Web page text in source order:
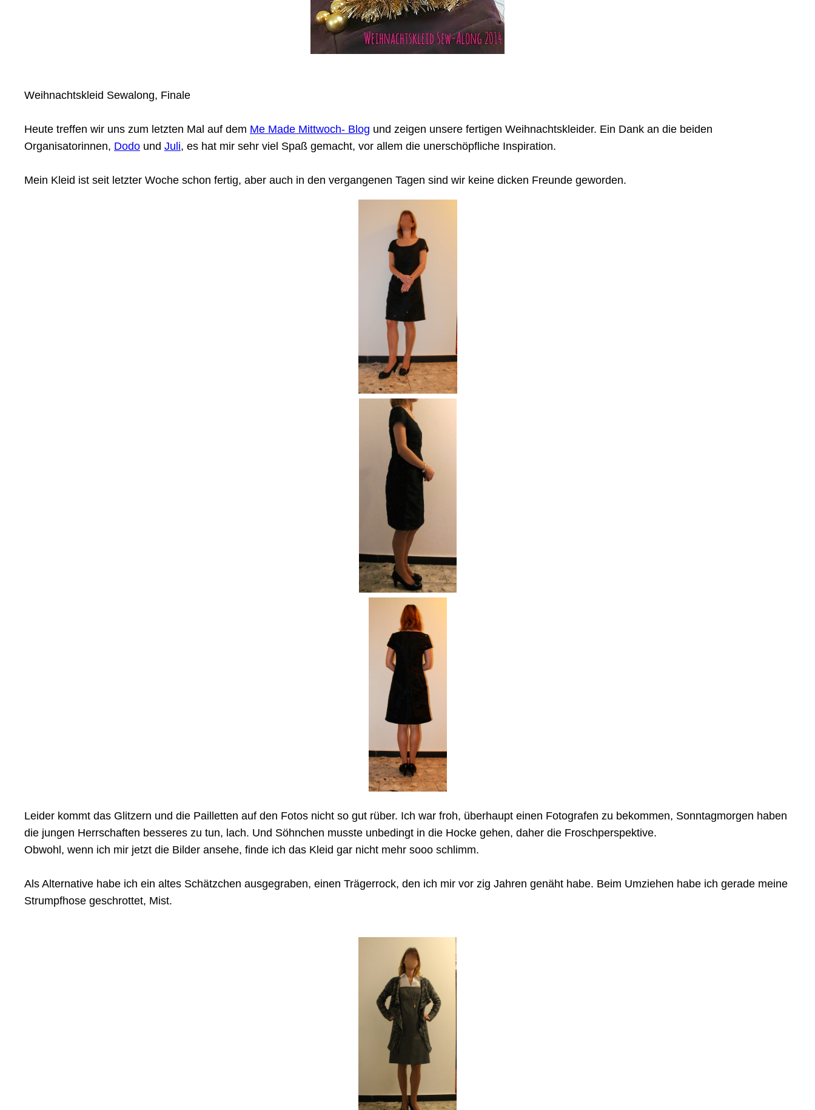
Weihnachtskleid Sewalong, Finale
Heute treffen wir uns zum letzten Mal auf dem Me Made Mittwoch- Blog und zeigen unsere fertigen Weihnachtskleider. Ein Dank an die beiden
Organisatorinnen, Dodo und Juli, es hat mir sehr viel Spaß gemacht, vor allem die unerschöpfliche Inspiration.
Mein Kleid ist seit letzter Woche schon fertig, aber auch in den vergangenen Tagen sind wir keine dicken Freunde geworden.
Leider kommt das Glitzern und die Pailletten auf den Fotos nicht so gut rüber. Ich war froh, überhaupt einen Fotografen zu bekommen, Sonntagmorgen haben
die jungen Herrschaften besseres zu tun, lach. Und Söhnchen musste unbedingt in die Hocke gehen, daher die Froschperspektive.
Obwohl, wenn ich mir jetzt die Bilder ansehe, finde ich das Kleid gar nicht mehr sooo schlimm.
Als Alternative habe ich ein altes Schätzchen ausgegraben, einen Trägerrock, den ich mir vor zig Jahren genäht habe. Beim Umziehen habe ich gerade meine
Strumpfhose geschrottet, Mist.